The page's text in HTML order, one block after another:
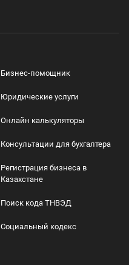
Бизнес-помощник
Юридические услуги
Онлайн калькуляторы
Консультации для бухгалтера
Регистрация бизнеса в
Казахстане
Поиск кода ТНВЭД
Социальный кодекс